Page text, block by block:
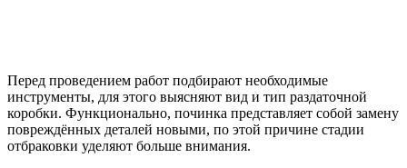
Перед проведением работ подбирают необходимые
инструменты, для этого выясняют вид и тип раздаточной
коробки. Функционально, починка представляет собой замену
повреждённых деталей новыми, по этой причине стадии
отбраковки уделяют больше внимания.